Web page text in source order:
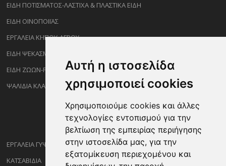
Αυτή η ιστοσελίδα
χρησιμοποιεί cookies
Χρησιμοποιούμε cookies και άλλες
τεχνολογίες εντοπισμού για την
βελτίωση της εμπειρίας περιήγησης
στην ιστοσελίδα μας, για την
εξατομίκευση περιεχομένου και
ΕΙΔΗ ΠΟΤΙΣΜΑΤΟΣ-ΛΑΣΤΙΧΑ & ΠΛΑΣΤΙΚΑ ΕΙΔΗ
ΕΙΔΗ ΟΙΝΟΠΟΙΪΑΣ
ΕΡΓΑΛΕΙΑ ΚΗΠΟΥ-ΑΓΡΟΥ
ΕΙΔΗ ΨΕΚΑΣΜΟΥ-ΡΑΝΤΙΣΜΑΤΟΣ
ΕΙΔΗ ΖΩΩΝ-PET
ΨΑΛΙΔΙΑ ΚΛΑΔΕΜΑΤΟΣ
ΕΡΓΑΛΕΙΑ ΓΥΨΟΣΑΝΙΔΑΣ
ΚΑΤΣΑΒΙΔΙΑ